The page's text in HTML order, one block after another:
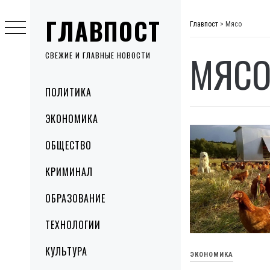
ГЛАВПОСТ
СВЕЖИЕ И ГЛАВНЫЕ НОВОСТИ
MenuПОЛИТИКА
ЭКОНОМИКА
ОБЩЕСТВО
КРИМИНАЛ
ОБРАЗОВАНИЕ
ТЕХНОЛОГИИ
КУЛЬТУРА
to
content
Главпост > Мясо
ЭКОНОМИКА